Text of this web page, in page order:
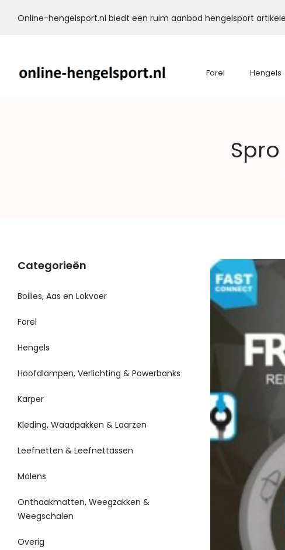
Online-hengelsport.nl biedt een ruim aanbod hengelsport
Forel Hengels
Categorieën
Boilies, Aas en Lokvoer
Forel
Hengels
Hoofdlampen, Verlichting & Powerbanks
Karper
Kleding, Waadpakken & Laarzen
Leefnetten & Leefnettassen
Molens
Onthaakmatten, Weegzakken &
Weegschalen
Overig